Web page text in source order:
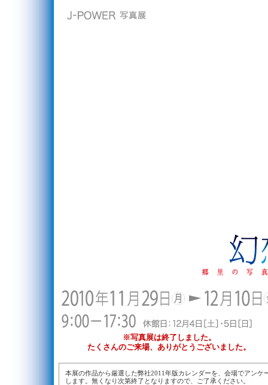
※写真展は終了しました。
たくさんのご来場、ありがとうございました。
本展の作品から厳選した弊社2011年版カレンダーを、会場でアン
します。無くなり次第終了となりますので、ご了承ください。